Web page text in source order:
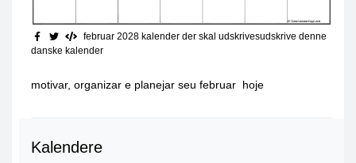
februar 2028 kalender der skal udskrivesudskrive denne
danske kalender
motivar, organizar e planejar seu februar hoje
Kalendere